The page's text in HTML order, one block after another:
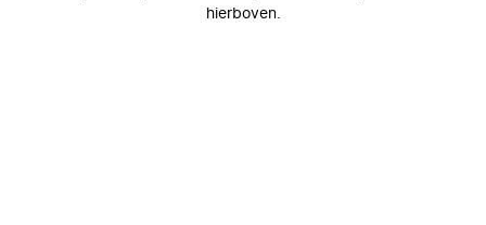
hierboven.